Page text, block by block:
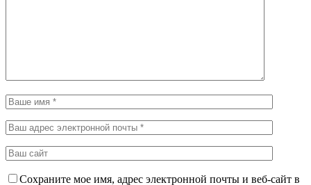
Сохраните мое имя, адрес электронной почты и веб-сайт в